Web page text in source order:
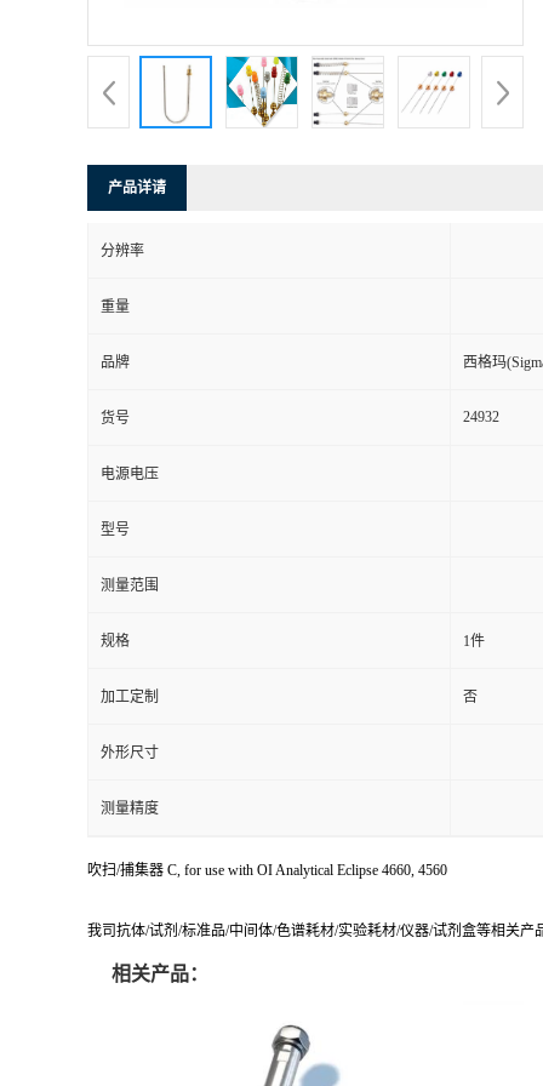
产品详请
分辨率
重量
品牌 西格玛
货号 24932
电源电压
型号
测量范围
规格 1件
加工定制 否
外形尺寸
测量精度
吹扫/捕集器 C, for use with OI Analytical Eclipse 4660, 4560
我司抗体/试剂/标准品/中间体/色谱耗材/实验耗材/仪器/试剂盒等相关产
相关产品：